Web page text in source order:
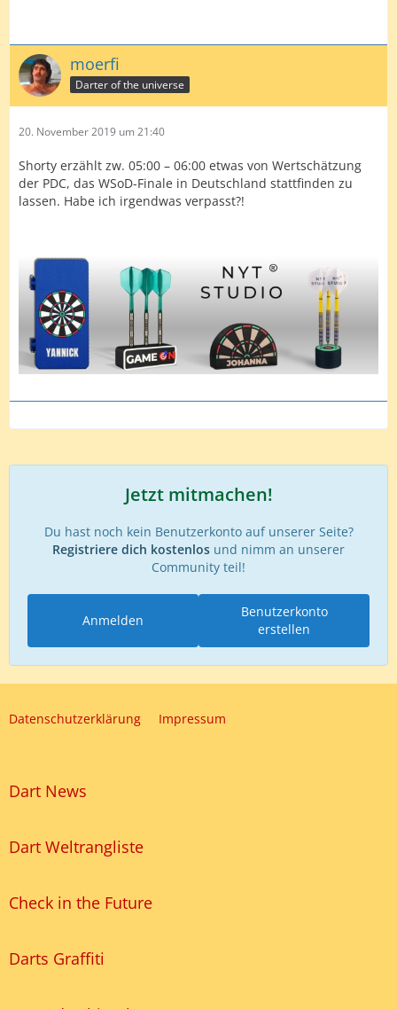
moerfi
Darter of the universe
20. November 2019 um 21:40
Shorty erzählt zw. 05:00 – 06:00 etwas von Wertschätzung
der PDC, das WSoD-Finale in Deutschland stattfinden zu
lassen. Habe ich irgendwas verpasst?!
Jetzt mitmachen!
Du hast noch kein Benutzerkonto auf unserer Seite?
Registriere dich kostenlos und nimm an unserer
Community teil!
Benutzerkonto
erstellen
Anmelden
Datenschutzerklärung Impressum
Dart News
Dart Weltrangliste
Check in the Future
Darts Graffiti